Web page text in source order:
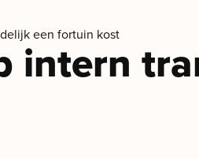
een fortuin kost
intern